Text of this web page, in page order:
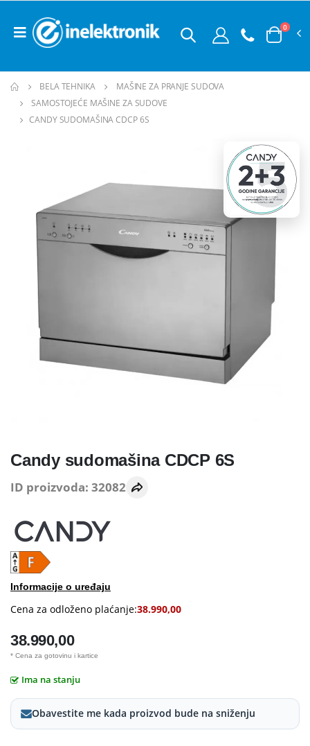
0
BELA TEHNIKA
MAŠINE ZA PRANJE SUDOVA
SAMOSTOJEĆE MAŠINE ZA SUDOVE
CANDY SUDOMAŠINA CDCP 6S
Candy sudomašina CDCP 6S
ID proizvoda: 32082
Informacije o uređaju
Cena za odloženo plaćanje:38.990,00
38.990,00
* Cena za gotovinu i kartice
Ima na stanju
Obavestite me kada proizvod bude na sniženju